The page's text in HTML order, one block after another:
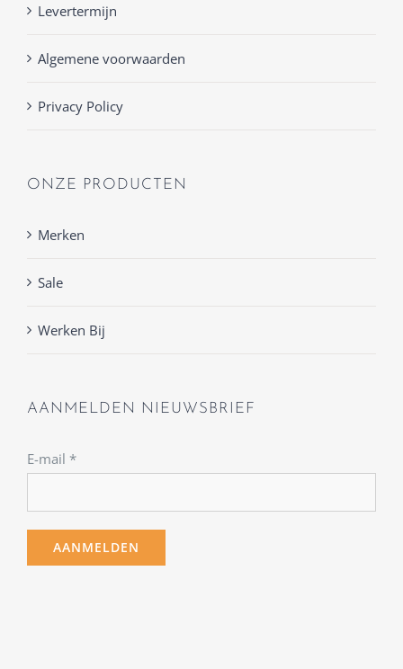
Levertermijn
Algemene voorwaarden
Privacy Policy
ONZE PRODUCTEN
Merken
Sale
Werken Bij
AANMELDEN NIEUWSBRIEF
E-mail *